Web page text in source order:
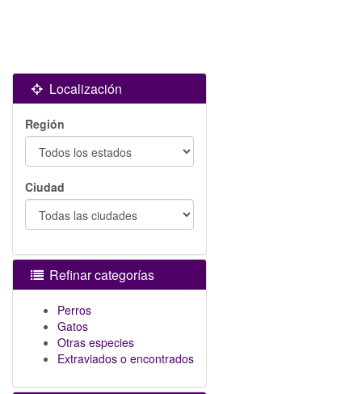
Localización
Región
Ciudad
Refinar categorías
Perros
Gatos
Otras especies
Extraviados o encontrados